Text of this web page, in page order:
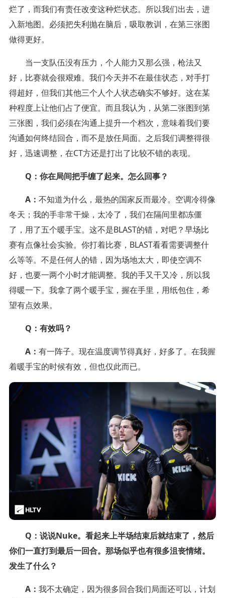
烂了，而我们有责任改变这种烂状态。所以我们出去，进
入新地图。必须把失利抛在脑后，吸取教训，在第三张图
做得更好。
当一支队伍没有压力，个人能力又那么强，枪法又
好，比赛就会很艰难。我们今天并不在最佳状态，对手打
得超好，但我们其他三个人个人状态确实不够好。这在某
种程度上让他们占了便宜。而且我认为，从第二张图到第
三张图，我们必须在沟通上提升一个档次，意味着我们要
沟通如何终结回合，而不是放任局面。之后我们调整得很
好，迅速调整，在CT方还是打出了比较不错的表现。
Q：你在局间把手缠了起来。怎么回事？
A： 不知道为什么，最热的国家反而最冷。空调冷得像
冬天；我的手非常干燥，太冷了，我们在隔间里都冻僵
了，用了五个暖手宝。这不是BLAST的错，对吧？早场比
赛有点像社会实验。你打着比赛，BLAST看看需要调整什
么等等。不是任何人的错，因为场地太大，即使空调不
好，也要一两个小时才能调整。我的手又干又冷，所以我
得暖一下。我拿了两个暖手宝，握在手里，用纸包住，希
望有点效果。
Q：有效吗？
A： 有一阵子。现在温度调节得真好，好多了。在我握
着暖手宝的时候有效，但也仅此而已。
Q：说说Nuke。看起来上半场结束后就结束了，然后
你们一直打到最后一回合。那场似乎也有很多沮丧情绪。
发生了什么？
A： 我不太确定，因为很多回合我们局面还可以，计划